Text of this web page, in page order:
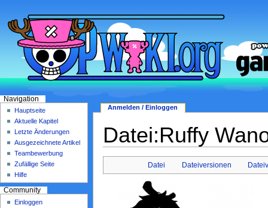
Datei:Ruffy
Datei Dateiversionen
Anmelden / Einloggen
Navigation
Hauptseite
Aktuelle Kapitel
Letzte Änderungen
Ausgezeichnete Artikel
Teambewerbung
Zufällige Seite
Hilfe
Community
Einloggen